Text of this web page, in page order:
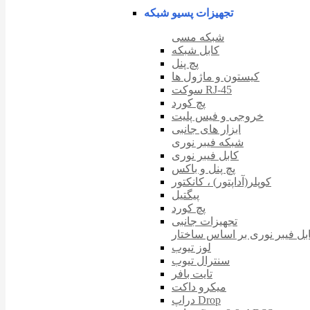
تجهیزات پسیو شبکه
شبکه مسی
کابل شبکه
پچ پنل
کیستون و ماژول ها
سوکت RJ-45
پچ کورد
خروجی و فیس پلیت
ابزار های جانبی
شبکه فیبر نوری
کابل فیبر نوری
پچ پنل و باکس
کوپلر(آداپتور) ، کانکتور
پیگتیل
پچ کورد
تجهیزات جانبی
فیبر نوری بر اساس ساختار
لوز تیوب
سنترال تیوب
تایت بافر
میکرو داکت
دراپ Drop